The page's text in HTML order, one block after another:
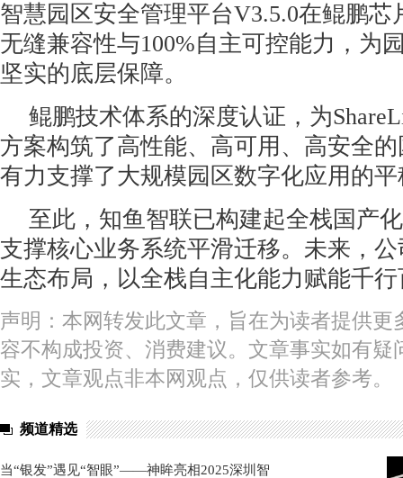
智慧园区安全管理平台V3.5.0在鲲鹏芯
无缝兼容性与100%自主可控能力，为
坚实的底层保障。
鲲鹏技术体系的深度认证，为
方案构筑了高性能、高可用、高安全
有力支撑了大规模园区数字化应用的
至此，知鱼智联已构建起全栈国产
支撑核心业务系统平滑迁移。未来，
生态布局，以全栈自主化能力赋能千
声明：本网转发此文章，旨在为读者提供更
容不构成投资、消费建议。文章事实如有疑
实，文章观点非本网观点，仅供读者参考。
频道精选
当“银发”遇见“智眼”——神眸亮相2025深圳智